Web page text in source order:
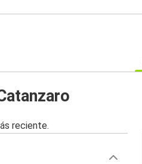
reciente.